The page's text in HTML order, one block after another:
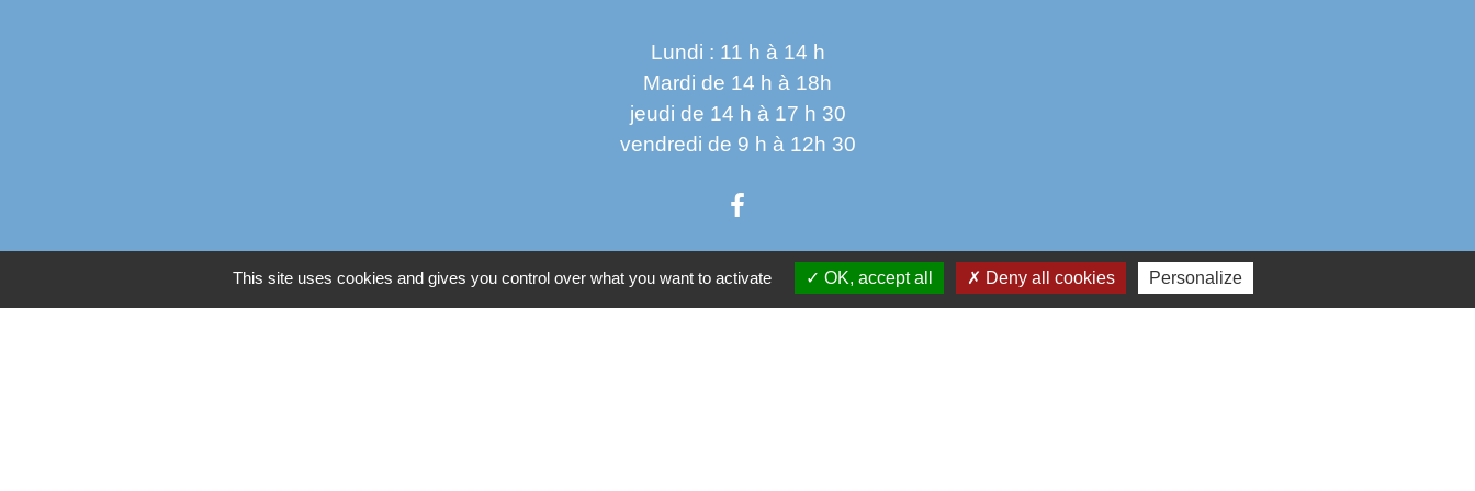
Lundi : 11 h à 14 h
Mardi de 14 h à 18h
jeudi de 14 h à 17 h 30
vendredi de 9 h à 12h 30
Liens Partenaires institutionnels
This site uses cookies and gives you control over what you want to activate OK, accept all Deny all cookies Personalize